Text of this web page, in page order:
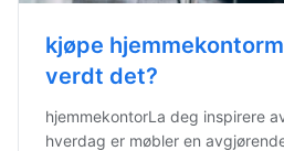
kjøpe
verdt det?
hjemmekontorLa deg inspirere
hverdag er møbler en